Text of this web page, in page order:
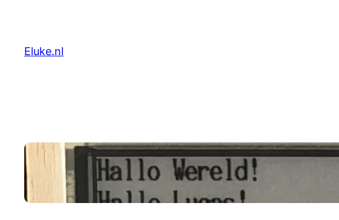
content
Eluke.nl